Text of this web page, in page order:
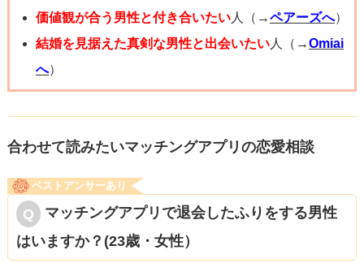
仮に伝えても彼の気持ちが動かなかったとしても、質問者
様は将来振り返ったときに「自分は伝えた」と納得できま
す。動いた結果ダメだったことは経験になりやすいです
が、動かずに後悔するほうが長く尾を引きやすいです。だ
一択です。ただし伝え方は大事で、先に挙げた①→②→③
の順で、相手の状況やペースを尊重しながら、重くなりす
ぎない形で伝えてください。落ち着いて誠実に向き合え
ただけが頑張っている状態に思えます。この状態を楽しめ
ているのであれば全然問題ないですしこのまま一途に思い
続けるのも一つの選択です。ただ、あなたのマメな性格や
忍耐力、そして深い愛に一向に振り向いてくれない元彼に
意識を向けるよりも、あなたを必要としている人は他にも
絶対にいますよ。どうかご自身の強みを見失わず、正当に
ておいてほしいなと思います。これから夏に向けてたくさ
んイベントがあります。夏までに彼氏をつくる！を目標に
して行動していくことをおすすめします。陰ながら応援し
価値観が合う男性と付き合いたい人（→ペアーズへ）
結婚を見据えた真剣な男性と出会いたい人（→Omiai
へ）
合わせて読みたいマッチングアプリの恋愛相談
ベストアンサーあり
マッチングアプリで退会したふりをする男性
はいますか？(23歳・女性）